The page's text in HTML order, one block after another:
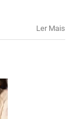
Ler Mais